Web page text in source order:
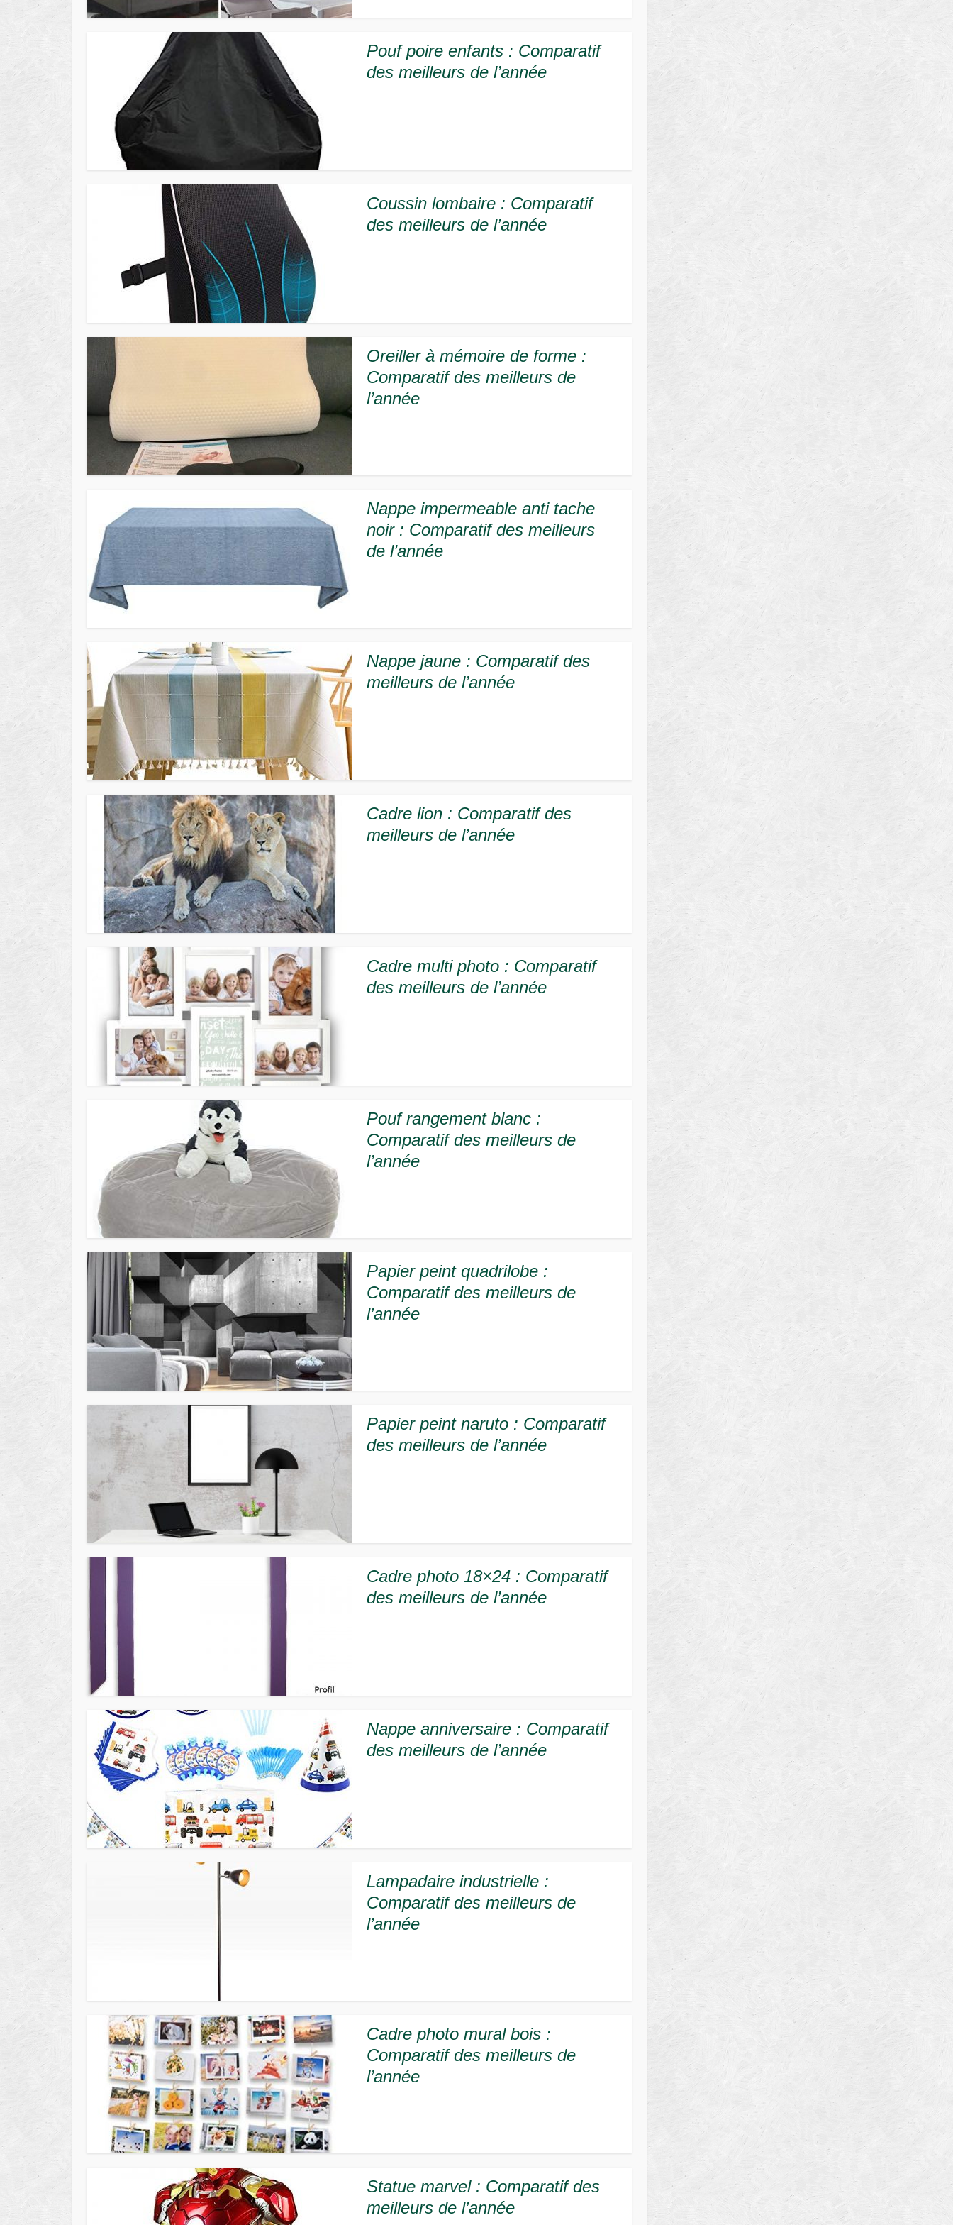
Pouf poire enfants : Comparatif
des meilleurs de l’année
Coussin lombaire : Comparatif
des meilleurs de l’année
Oreiller à mémoire de forme :
Comparatif des meilleurs de
l’année
Nappe impermeable anti tache
noir : Comparatif des meilleurs
de l’année
Nappe jaune : Comparatif des
meilleurs de l’année
Cadre lion : Comparatif des
meilleurs de l’année
Cadre multi photo : Comparatif
des meilleurs de l’année
Pouf rangement blanc :
Comparatif des meilleurs de
l’année
Papier peint quadrilobe :
Comparatif des meilleurs de
l’année
Papier peint naruto : Comparatif
des meilleurs de l’année
Cadre photo 18×24 : Comparatif
des meilleurs de l’année
Nappe anniversaire : Comparatif
des meilleurs de l’année
Lampadaire industrielle :
Comparatif des meilleurs de
l’année
Cadre photo mural bois :
Comparatif des meilleurs de
l’année
Statue marvel : Comparatif des
meilleurs de l’année